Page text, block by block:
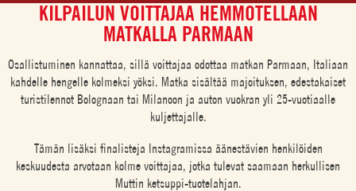
KILPAILUN VOITTAJAA HEMMOTELLAAN
MATKALLA PARMAAN
Osallistuminen kannattaa, sillä voittajaa odottaa matkan Parmaan, Italiaan
kahdelle hengelle kolmeksi yöksi. Matka sisältää majoituksen, edestakaiset
turistilennot Bolognaan tai Milanoon ja auton vuokran yli 25-vuotiaalle
kuljettajalle.
Tämän lisäksi finalisteja Instagramissa äänestävien henkilöiden
keskuudesta arvotaan kolme voittajaa, jotka tulevat saamaan herkullisen
Muttin ketsuppi-tuotelahjan.